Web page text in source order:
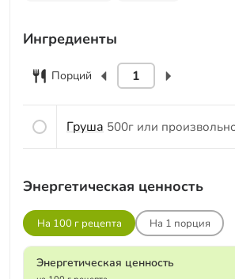
Ингредиенты
Порций
Груша 500г или
Энергетическая ценность
На 100 г рецепта На 1 порция
Энергетическая ценность